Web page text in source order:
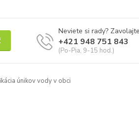
Neviete si rady?
+421 948 751 843
(Po-Pia, 9-15 hod.)
únikov vody v obci